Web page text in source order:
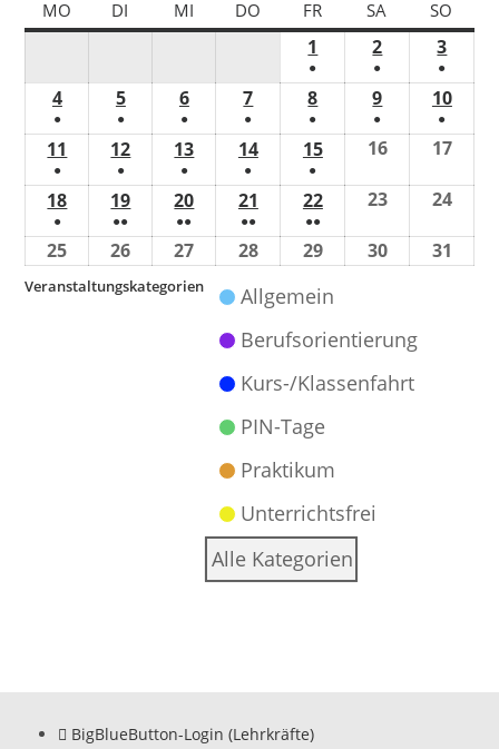
MO DI MI DO FR SA SO
1
●
2
●
3
●
4
●
5
●
6
●
7
●
8
●
9
●
10
●
11
●
12
●
13
●
14
●
15
●
16 17
18
●
19
●●
20
●●
21
●●
22
●●
23 24
25 26 27 28 29 30 31
Veranstaltungskategorien
Allgemein
Berufsorientierung
Kurs-/Klassenfahrt
PIN-Tage
Praktikum
Unterrichtsfrei
Alle Kategorien
BigBlueButton-Login (Lehrkräfte)